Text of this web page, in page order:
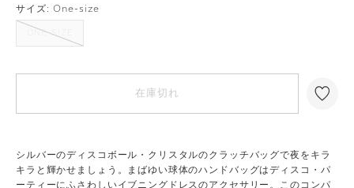
サイズ: One-size
ONE-SIZE
在庫切れ
シルバーのディスコボール・クリスタルのクラッチバッグで夜をキラ
キラと輝かせましょう。まばゆい球体のハンドバッグはディスコ・パ
ーティーにふさわしいイブニングドレスのアクセサリー。このコンパ